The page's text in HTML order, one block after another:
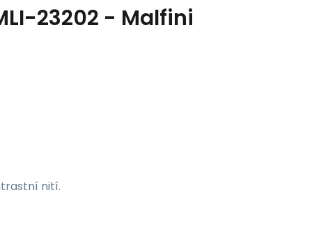
23202 - Malfini
nití.